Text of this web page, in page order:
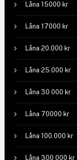
Låna 15000 kr
Låna 17000 kr
Låna 20.000 kr
Låna 25.000 kr
Låna 30 000 kr
Låna 70000 kr
Låna 100.000 kr
Låna 300 000 kr